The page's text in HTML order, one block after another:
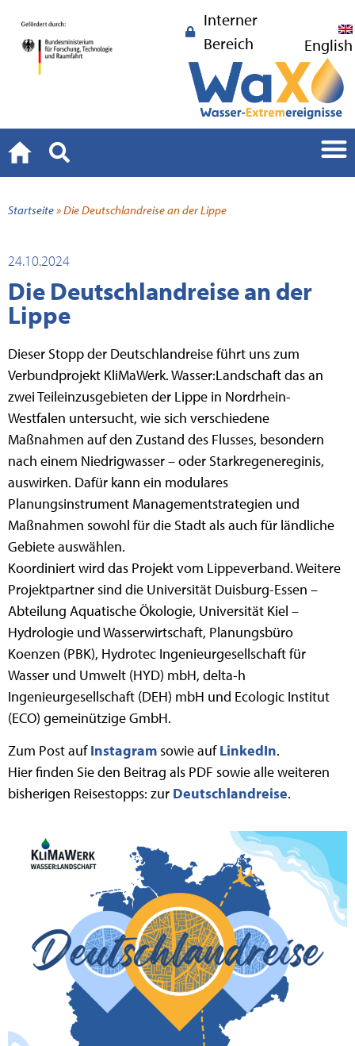
Interner
Bereich
English
Startseite»Die Deutschlandreise an der Lippe
24.10.2024
Die Deutschlandreise an der
Lippe
Dieser Stopp der Deutschlandreise führt uns zum
Verbundprojekt KliMaWerk. Wasser:Landschaft das an
zwei Teileinzusgebieten der Lippe in Nordrhein-
Westfalen untersucht, wie sich verschiedene
Maßnahmen auf den Zustand des Flusses, besondern
nach einem Niedrigwasser – oder Starkregenereginis,
auswirken. Dafür kann ein modulares
Planungsinstrument Managementstrategien und
Maßnahmen sowohl für die Stadt als auch für ländliche
Gebiete auswählen.
Koordiniert wird das Projekt vom Lippeverband. Weitere
Projektpartner sind die Universität Duisburg-Essen –
Abteilung Aquatische Ökologie, Universität Kiel –
Hydrologie und Wasserwirtschaft, Planungsbüro
Koenzen (PBK), Hydrotec Ingenieurgesellschaft für
Wasser und Umwelt (HYD) mbH, delta-h
Ingenieurgesellschaft (DEH) mbH und Ecologic Institut
(ECO) gemeinützige GmbH.
Zum Post aufInstagramsowie aufLinkedIn.
Hier finden Sie den Beitrag als PDF sowie alle weiteren
bisherigen Reisestopps: zur Deutschlandreise.